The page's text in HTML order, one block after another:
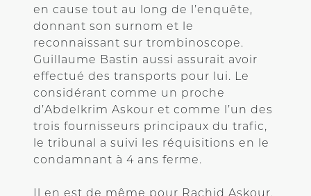
en cause tout au long de l’enquête,
donnant son surnom et le
reconnaissant sur trombinoscope.
Guillaume Bastin aussi assurait avoir
effectué des transports pour lui. Le
considérant comme un proche
d’Abdelkrim Askour et comme l’un des
trois fournisseurs principaux du trafic,
le tribunal a suivi les réquisitions en le
condamnant à 4 ans ferme.
Il en est de même pour Rachid Askour,